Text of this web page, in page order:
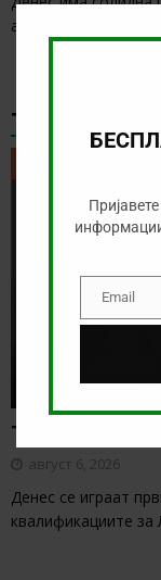
анализираме
ТИКЕТ НА
Тикет на
август 6, 2026
Денес се играат
квалификациите за
EmailEmail